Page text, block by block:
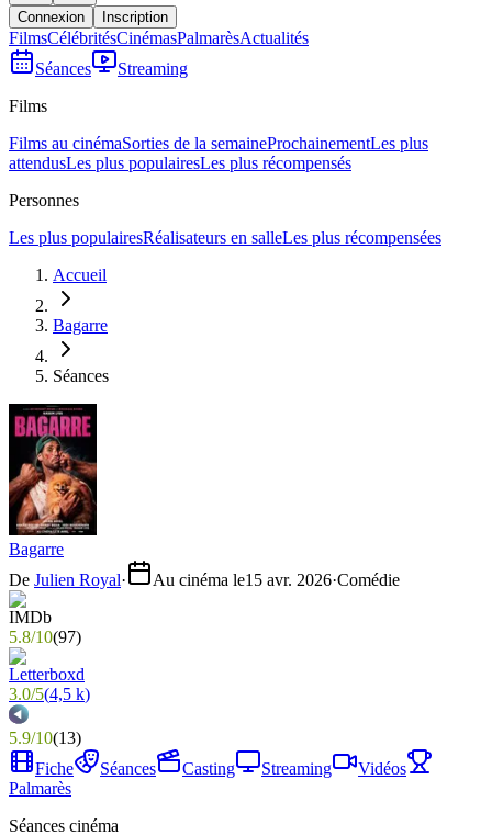
Connexion Inscription
FilmsCélébritésCinémasPalmarèsActualités
Séances
Streaming
Films
Films au cinémaSorties de la semaineProchainementLes plus
attendusLes plus populairesLes plus récompensés
Personnes
Les plus populairesRéalisateurs en salleLes plus récompensées
Accueil
Bagarre
Séances
Bagarre
De Julien Royal· Au cinéma le15 avr. 2026·Comédie
5.8/10(97)
3.0/5(4,5 k)
5.9/10(13)
Fiche
Séances Casting Streaming
Vidéos
Palmarès
Séances cinéma